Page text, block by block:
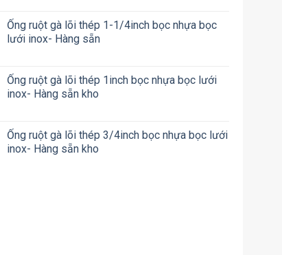
Ống ruột gà lõi thép 1-1/4inch bọc nhựa bọc
lưới inox- Hàng sẵn
Ống ruột gà lõi thép 1inch bọc nhựa bọc lưới
inox- Hàng sẵn kho
Ống ruột gà lõi thép 3/4inch bọc nhựa bọc lưới
inox- Hàng sẵn kho